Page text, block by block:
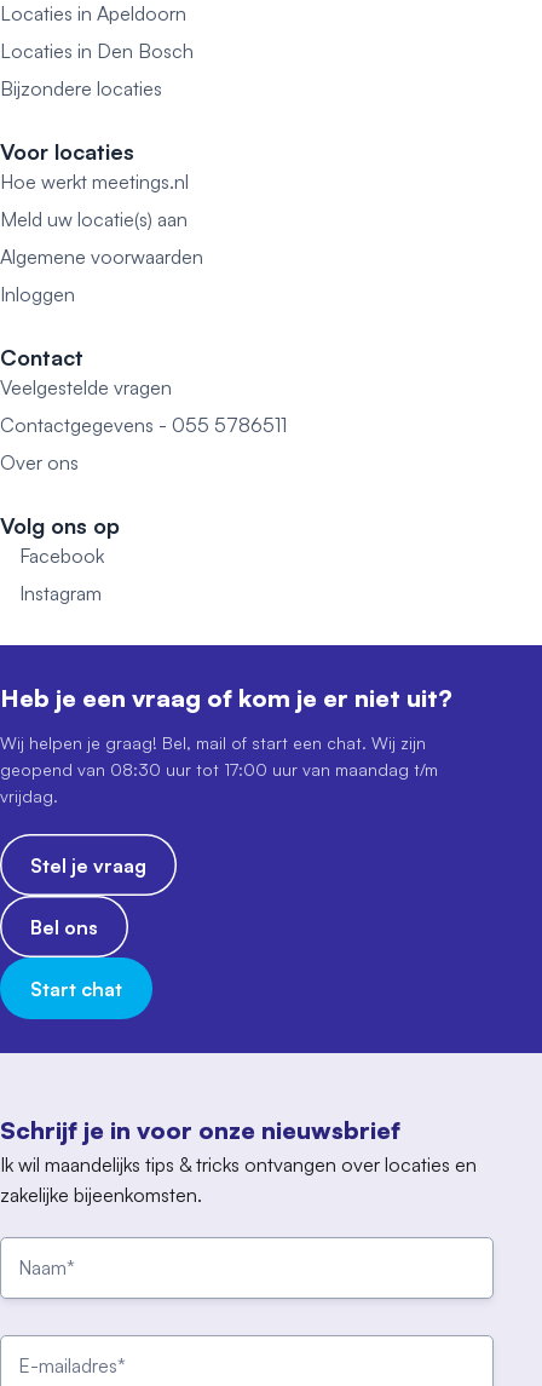
Locaties in Apeldoorn
Locaties in Den Bosch
Bijzondere locaties
Voor locaties
Hoe werkt meetings.nl
Meld uw locatie(s) aan
Algemene voorwaarden
Inloggen
Contact
Veelgestelde vragen
Contactgegevens - 055 5786511
Over ons
Volg ons op
Facebook
Instagram
Schrijf je in voor onze nieuwsbrief
Ik wil maandelijks tips & tricks ontvangen over locaties en
zakelijke bijeenkomsten.
Heb je een vraag of kom je er niet uit?
Wij helpen je graag! Bel, mail of start een chat. Wij zijn
geopend van 08:30 uur tot 17:00 uur van maandag t/m
vrijdag.
Stel je vraag
Bel ons
Start chat